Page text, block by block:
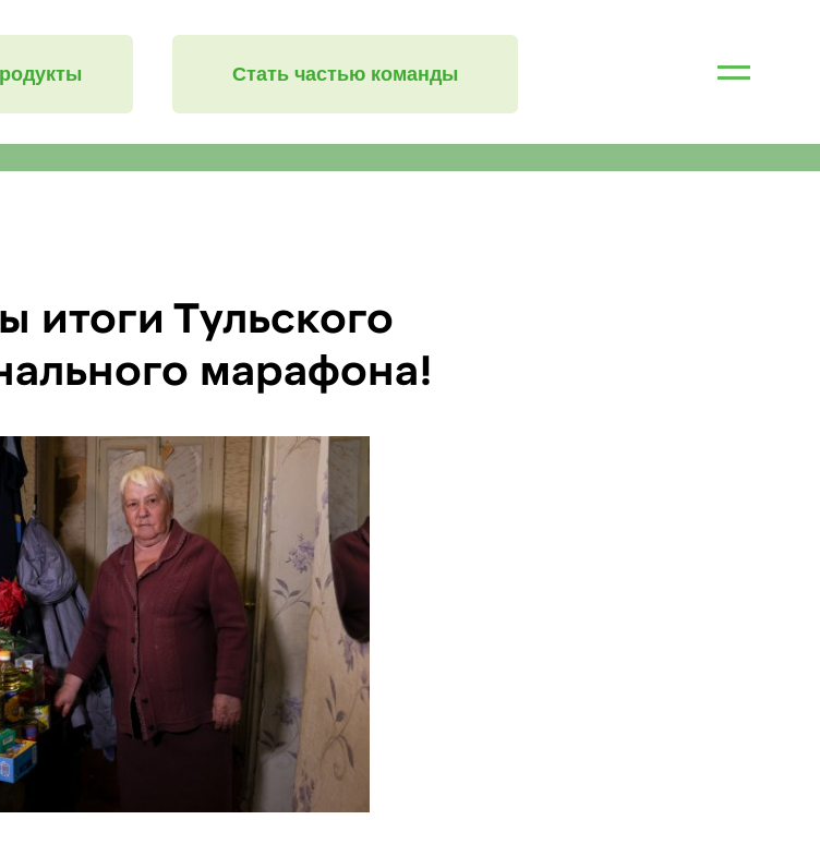
Стать частью команды
итоги Тульского
марафона!